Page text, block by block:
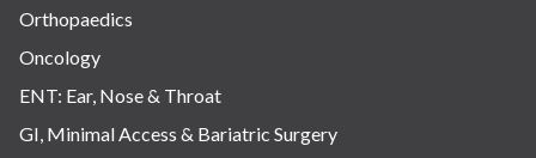
Orthopaedics
Oncology
ENT: Ear, Nose & Throat
GI, Minimal Access & Bariatric Surgery